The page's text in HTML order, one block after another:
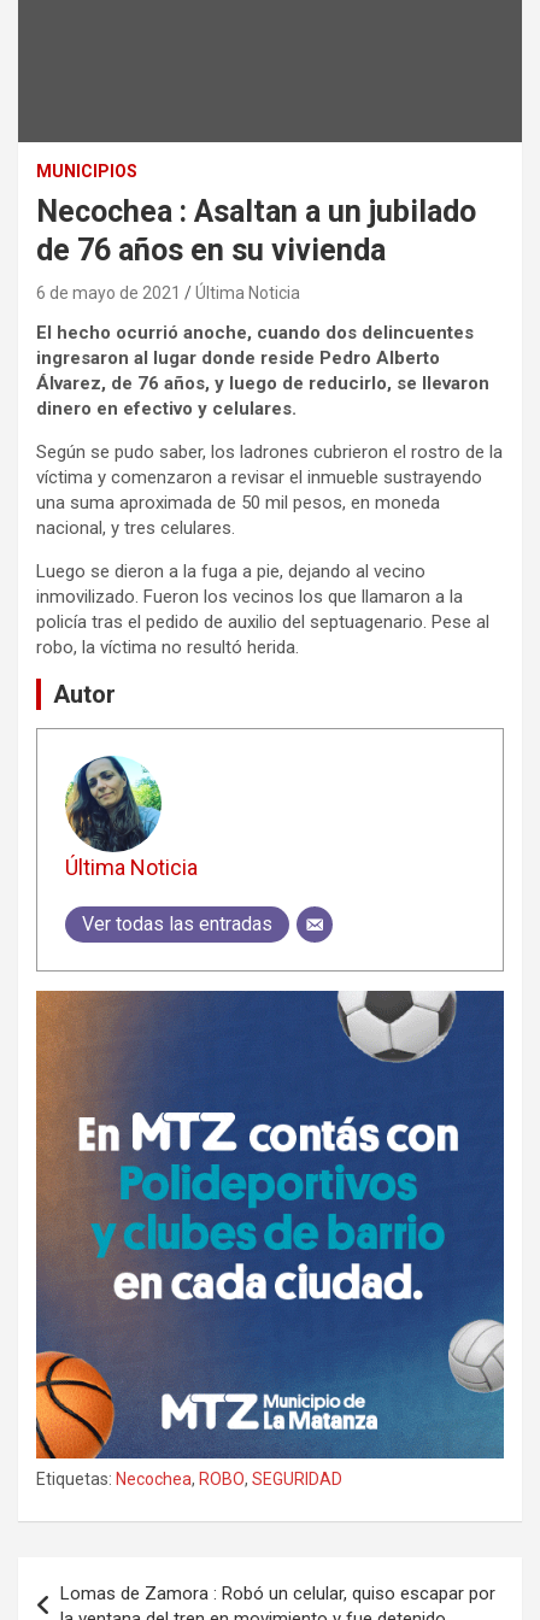
MUNICIPIOS
Necochea : Asaltan a un jubilado
de 76 años en su vivienda
6 de mayo de 2021 Última Noticia
El hecho ocurrió anoche, cuando dos delincuentes
ingresaron al lugar donde reside Pedro Alberto
Álvarez, de 76 años, y luego de reducirlo, se llevaron
dinero en efectivo y celulares.
Según se pudo saber, los ladrones cubrieron el rostro de la
víctima y comenzaron a revisar el inmueble sustrayendo
una suma aproximada de 50 mil pesos, en moneda
nacional, y tres celulares.
Luego se dieron a la fuga a pie, dejando al vecino
inmovilizado. Fueron los vecinos los que llamaron a la
policía tras el pedido de auxilio del septuagenario. Pese al
robo, la víctima no resultó herida.
Autor
Última Noticia
Ver todas las entradas
Etiquetas: Necochea, ROBO, SEGURIDAD
Lomas de Zamora : Robó un celular, quiso escapar por